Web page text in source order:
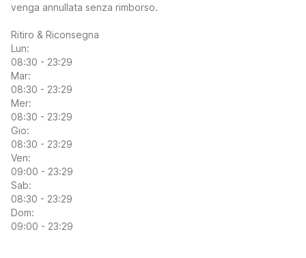
venga annullata senza rimborso.
Ritiro & Riconsegna
Lun:
08:30 - 23:29
Mar:
08:30 - 23:29
Mer:
08:30 - 23:29
Gio:
08:30 - 23:29
Ven:
09:00 - 23:29
Sab:
08:30 - 23:29
Dom:
09:00 - 23:29